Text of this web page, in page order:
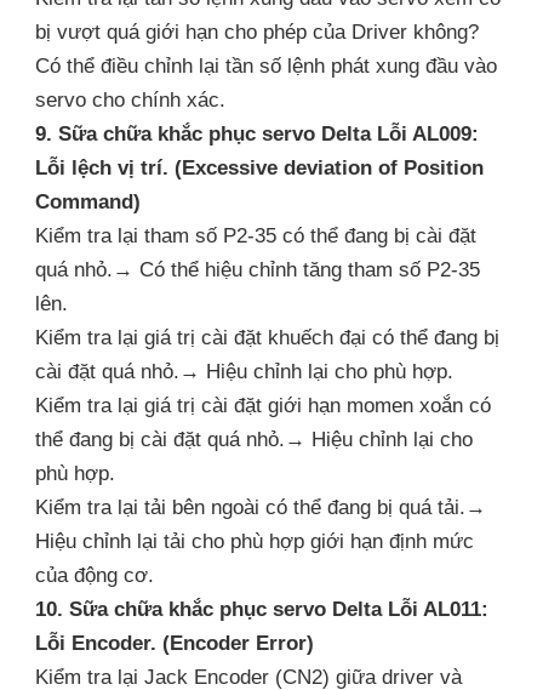
bị vượt quá giới hạn cho phép của Driver không?
Có thể điều chỉnh lại tần số lệnh phát xung đầu vào
servo cho chính xác.
9. Sữa chữa khắc phục servo Delta Lỗi AL009:
Lỗi lệch vị trí. (Excessive deviation of Position
Command)
Kiểm tra lại tham số P2-35 có thể đang bị cài đặt
quá nhỏ.→ Có thể hiệu chỉnh tăng tham số P2-35
lên.
Kiểm tra lại giá trị cài đặt khuếch đại có thể đang bị
cài đặt quá nhỏ.→ Hiệu chỉnh lại cho phù hợp.
Kiểm tra lại giá trị cài đặt giới hạn momen xoắn có
thể đang bị cài đặt quá nhỏ.→ Hiệu chỉnh lại cho
phù hợp.
Kiểm tra lại tải bên ngoài có thể đang bị quá tải.→
Hiệu chỉnh lại tải cho phù hợp giới hạn định mức
của động cơ.
10. Sữa chữa khắc phục servo Delta Lỗi AL011:
Lỗi Encoder. (Encoder Error)
Kiểm tra lại Jack Encoder (CN2) giữa driver và